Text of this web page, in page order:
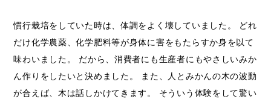
慣行栽培をしていた時は、体調をよく壊していました。 どれ
だけ化学農薬、化学肥料等が身体に害をもたらすか身を以て
味わいました。 だから、消費者にも生産者にもやさしいみか
ん作りをしたいと決めました。 また、人とみかんの木の波動
が合えば、木は話しかけてきます。 そういう体験をして驚い